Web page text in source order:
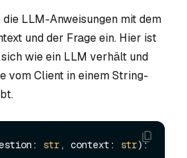
LLM-Anweisungen mit dem
und der Frage ein. Hier ist
wie ein LLM verhält und
vom Client in einem String-
str, context: str):